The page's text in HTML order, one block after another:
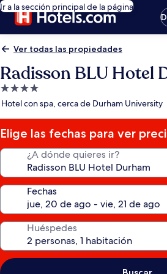
Ir a la sección principal de la página
Ver todas las propiedades
Radisson BLU Hotel
Propiedad
de
estrellas
Hotel con spa, cerca de Durham University
Elige las fechas para ver
¿A dónde quieres ir?
Fechas
Huéspedes